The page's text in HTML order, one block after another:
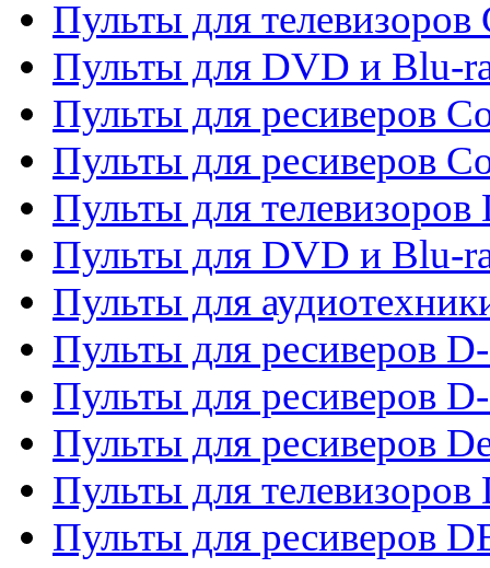
Пульты для телевизоров
Пульты для DVD и Blu-
Пульты для ресиверов
Пульты для ресиверов
Пульты для телевизоров
Пульты для DVD и Blu-
Пульты для
Пульты для ресиверов
Пульты для ресиверов
Пульты для ресиверов
Пульты для телевизоров
Пульты для ресиверов